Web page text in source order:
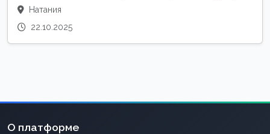
Натания
22.10.2025
О платформе